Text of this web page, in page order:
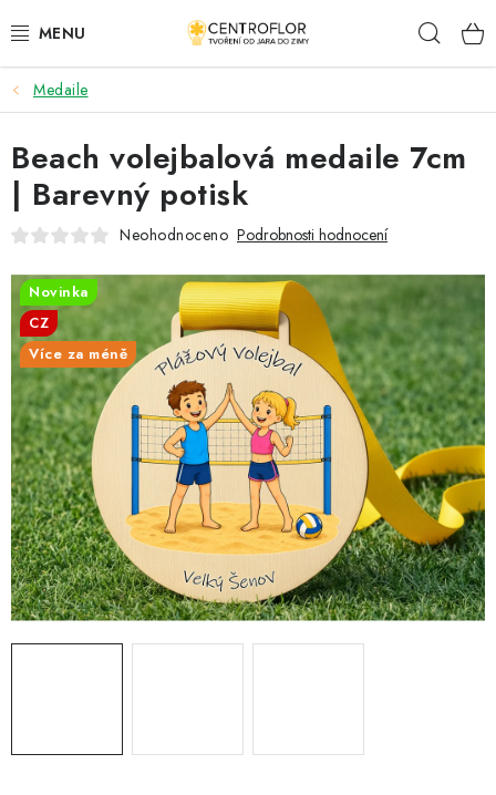
na
SEZÓNNÍ TVOŘENÍ
DŘEVĚNÉ VÝROBKY
MEDAILE
VŠE PRO TVOŘENÍ
KVĚTINY A LISTY
SVATBA
NOVINKY
TIPY NA TVOŘENÍ
Dopravné Kontaktujte nás
O nás - kdo jsme?
Medaile
Beach volejbalová medaile 7cm
| Barevný potisk
Neohodnoceno Podrobnosti hodnocení
Novinka
CZ
Více za méně